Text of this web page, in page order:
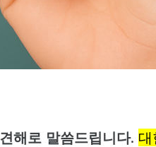
해로 말씀드립니다. 대